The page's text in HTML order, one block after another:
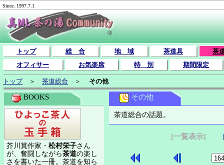
Since. 1997.7.1
トップ 総 合 地 域 茶道具
茶
オフィサー
お気楽席 特 別 期間限定
トップ＞ 茶道総合 ＞ その他
その他
茶道総合の話題。
[一覧表示]
BOOKS
芥川賞作家・ 松村栄子さん
が、奮闘しながら茶道の楽し
さを書いた一冊。茶道を知ら